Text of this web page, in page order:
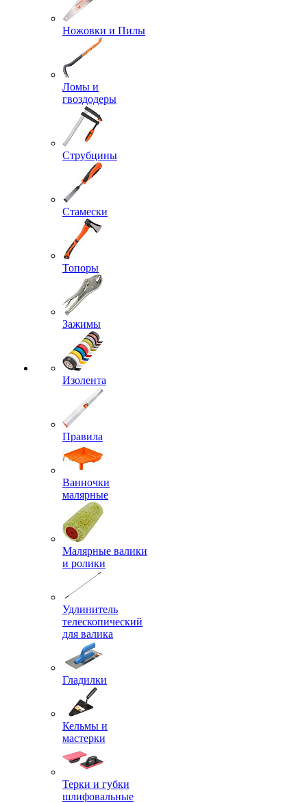
Ножовки и Пилы
Ломы и
гвоздодеры
Струбцины
Стамески
Топоры
Зажимы
Изолента
Правила
Ванночки
малярные
Малярные валики
и ролики
Удлинитель
телескопический
для валика
Гладилки
Кельмы и
мастерки
Терки и губки
шлифовальные